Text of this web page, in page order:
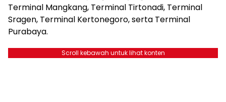
Terminal Mangkang, Terminal Tirtonadi, Terminal
Sragen, Terminal Kertonegoro, serta Terminal
Purabaya.
Scroll kebawah untuk lihat konten